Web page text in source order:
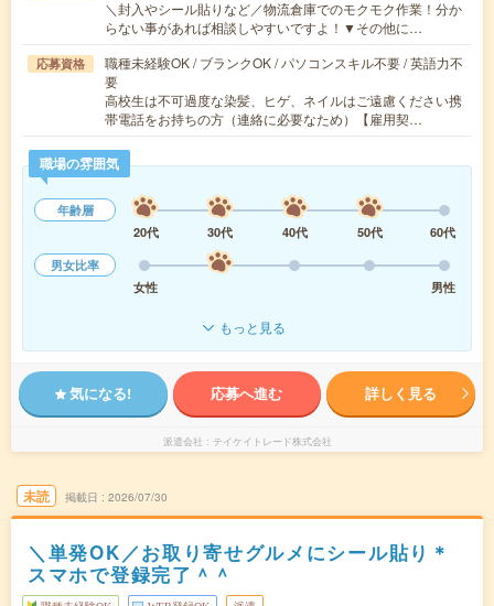
＼封入やシール貼りなど／物流倉庫でのモクモク作業！分か
らない事があれば相談しやすいですよ！▼その他に…
応募資格
職種未経験OK / ブランクOK / パソコンスキル不要 / 英語力不
要
高校生は不可過度な染髪、ヒゲ、ネイルはご遠慮ください携
帯電話をお持ちの方（連絡に必要なため）【雇用契…
職場の雰囲気
年齢層
20代
30代 40代 50代
60代
男女比率
女性
男性
もっと見る
気になる! 応募へ進む 詳しく見る
派遣会社 テイケイトレード株式会社
未読 掲載日 2026/07/30
＼単発OK／お取り寄せグルメにシール貼り＊
スマホで登録完了＾＾